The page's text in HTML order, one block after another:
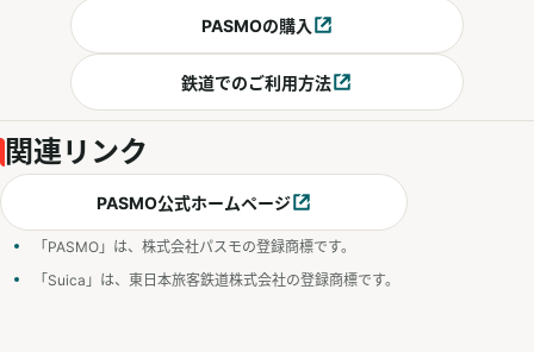
PASMOの購入別ウィンドウで開く
鉄道でのご利用方法別ウィンドウで開く
関連リンク
PASMO公式ホームページ
別ウィンドウで開く
「PASMO」は、株式会社パスモの登録商標です。
「Suica」は、東日本旅客鉄道株式会社の登録商標です。